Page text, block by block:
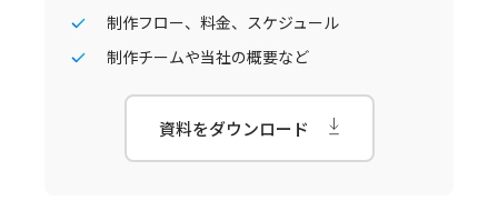
制作フロー、料金、スケジュール
制作チームや当社の概要など
資料をダウンロード